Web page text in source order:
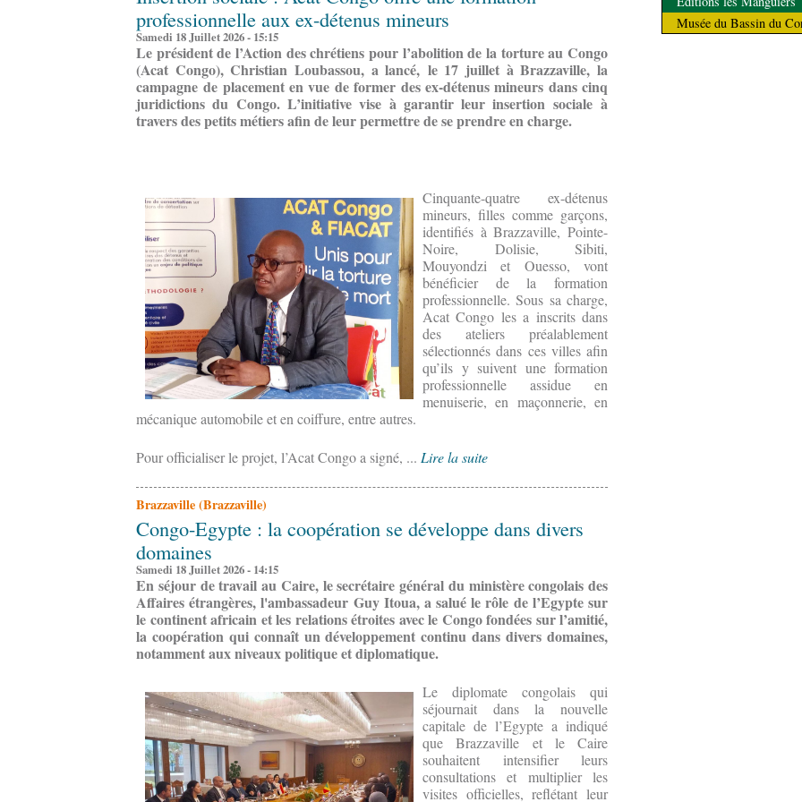
professionnelle aux ex-détenus mineurs
Samedi 18 Juillet 2026 - 15:15
Le président de l’Action des chrétiens pour l’abolition de la torture au Congo
(Acat Congo), Christian Loubassou, a lancé, le 17 juillet à Brazzaville, la
campagne de placement en vue de former des ex-détenus mineurs dans cinq
juridictions du Congo. L’initiative vise à garantir leur insertion sociale à
travers des petits métiers afin de leur permettre de se prendre en charge.
Cinquante-quatre ex-détenus
mineurs, filles comme garçons,
identifiés à Brazzaville, Pointe-
Noire, Dolisie, Sibiti,
Mouyondzi et Ouesso, vont
bénéficier de la formation
professionnelle. Sous sa charge,
Acat Congo les a inscrits dans
des ateliers préalablement
sélectionnés dans ces villes afin
qu’ils y suivent une formation
professionnelle assidue en
menuiserie, en maçonnerie, en
mécanique automobile et en coiffure, entre autres.
Pour officialiser le projet, l’Acat Congo a signé, ... Lire la suite
Brazzaville (Brazzaville)
Congo-Egypte : la coopération se développe dans divers
domaines
Samedi 18 Juillet 2026 - 14:15
En séjour de travail au Caire, le secrétaire général du ministère congolais des
Affaires étrangères, l'ambassadeur Guy Itoua, a salué le rôle de l’Egypte sur
le continent africain et les relations étroites avec le Congo fondées sur l’amitié,
la coopération qui connaît un développement continu dans divers domaines,
notamment aux niveaux politique et diplomatique.
Le diplomate congolais qui
séjournait dans la nouvelle
capitale de l’Egypte a indiqué
que Brazzaville et le Caire
souhaitent intensifier leurs
consultations et multiplier les
visites officielles, reflétant leur
Musée du Bassin du